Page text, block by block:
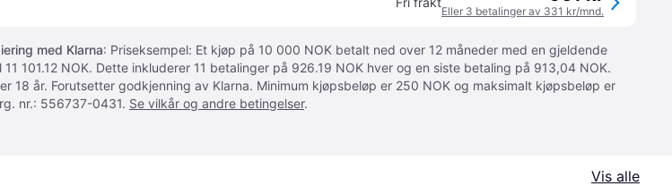
Eller 3 betalinger av 331 kr/mnd.
med Klarna: Priseksempel: Et kjøp på 10 000 NOK betalt ned over 12 måneder med en gjeldende
101.12 NOK. Dette inkluderer 11 betalinger på 926.19 NOK hver og en siste betaling på 913,04 NOK.
år. Forutsetter godkjenning av Klarna. Minimum kjøpsbeløp er 250 NOK og maksimalt kjøpsbeløp er
nr.: 556737-0431. Se vilkår og andre betingelser.
Vis alle